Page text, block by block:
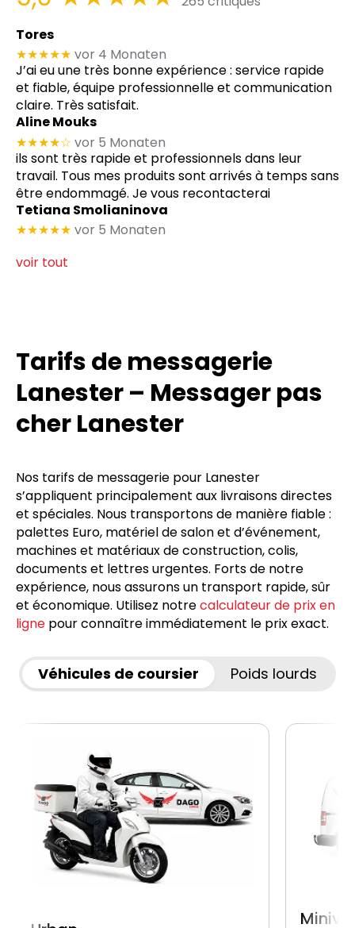
Tores
★★★★★ vor 4 Monaten
J’ai eu une très bonne expérience : service rapide
et fiable, équipe professionnelle et communication
claire. Très satisfait.
Aline Mouks
★★★★☆ vor 5 Monaten
ils sont très rapide et professionnels dans leur
travail. Tous mes produits sont arrivés à temps sans
être endommagé. Je vous recontacterai
Tetiana Smolianinova
★★★★★ vor 5 Monaten
voir tout
Tarifs de messagerie
Lanester – Messager pas
cher Lanester
Nos tarifs de messagerie pour Lanester
s’appliquent principalement aux livraisons directes
et spéciales. Nous transportons de manière fiable :
palettes Euro, matériel de salon et d’événement,
machines et matériaux de construction, colis,
documents et lettres urgentes. Forts de notre
expérience, nous assurons un transport rapide, sûr
et économique. Utilisez notrecalculateur de prix en
ligne pour connaître immédiatement le prix exact.
Véhicules de coursier Poids lourds